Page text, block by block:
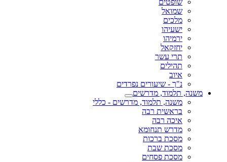
שופטים
שמואל
מלכים
ישעיהו
ירמיהו
יחזקאל
תרי עשר
תהילים
איוב
נ"ך - שיעורים נפרדים
משנה, תלמוד, מדרשים
משנה, תלמוד, מדרשים - כללי
בראשית רבה
איכה רבה
מדרש תנחומא
מסכת ברכות
מסכת שבת
מסכת פסחים